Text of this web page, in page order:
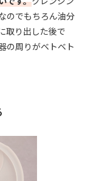
のでもちろん油分
取り出した後で
の周りがベトベト